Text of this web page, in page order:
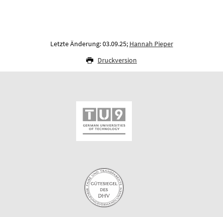
Letzte Änderung: 03.09.25; Hannah Pieper
Druckversion